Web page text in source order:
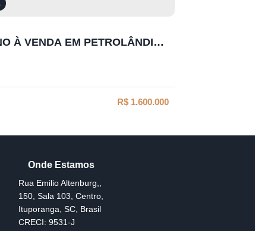
À VENDA EM PETROLÂNDIA-
R$ 1.600.000
Rua Emilio Altenburg,
150, Sala 103 Centro,
Ituporanga SC, Brasil
CRECI: 9531-J